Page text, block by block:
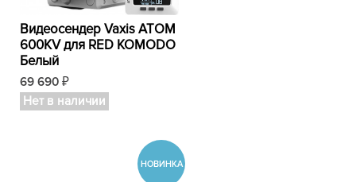
Видеосендер Vaxis ATOM
600KV для RED KOMODO
Белый
69 690 ₽
Нет в наличии